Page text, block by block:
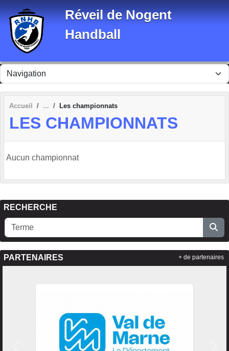
Réveil de Nogent
Handball
Accueil Les championnats
LES CHAMPIONNATS
Aucun championnat
RECHERCHE
PARTENAIRES + de partenaires